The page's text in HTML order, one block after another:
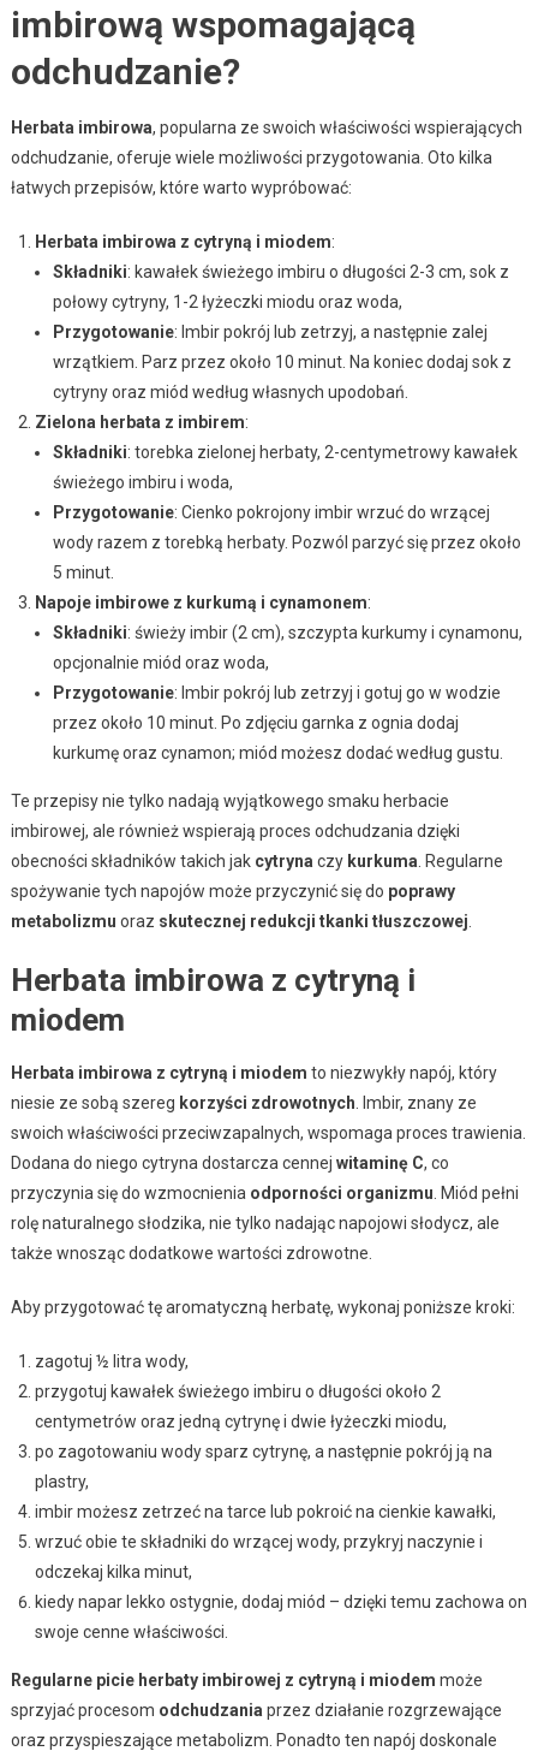
imbirową wspomagającą
odchudzanie?
Herbata imbirowa, popularna ze swoich właściwości wspierających
odchudzanie, oferuje wiele możliwości przygotowania. Oto kilka
łatwych przepisów, które warto wypróbować:
Herbata imbirowa z cytryną i miodem:
Składniki: kawałek świeżego imbiru o długości 2-3 cm, sok z
połowy cytryny, 1-2 łyżeczki miodu oraz woda,
Przygotowanie: Imbir pokrój lub zetrzyj, a następnie zalej
wrzątkiem. Parz przez około 10 minut. Na koniec dodaj sok z
cytryny oraz miód według własnych upodobań.
Zielona herbata z imbirem:
Składniki: torebka zielonej herbaty, 2-centymetrowy kawałek
świeżego imbiru i woda,
Przygotowanie: Cienko pokrojony imbir wrzuć do wrzącej
wody razem z torebką herbaty. Pozwól parzyć się przez około
5 minut.
Napoje imbirowe z kurkumą i cynamonem:
Składniki: świeży imbir (2 cm), szczypta kurkumy i cynamonu,
opcjonalnie miód oraz woda,
Przygotowanie: Imbir pokrój lub zetrzyj i gotuj go w wodzie
przez około 10 minut. Po zdjęciu garnka z ognia dodaj
kurkumę oraz cynamon; miód możesz dodać według gustu.
Te przepisy nie tylko nadają wyjątkowego smaku herbacie
imbirowej, ale również wspierają proces odchudzania dzięki
obecności składników takich jak cytryna czy kurkuma . Regularne
spożywanie tych napojów może przyczynić się do poprawy
metabolizmu oraz skutecznej redukcji tkanki tłuszczowej
Herbata imbirowa z cytryną i
miodem
Herbata imbirowa z cytryną i miodem to niezwykły napój, który
niesie ze sobą szereg korzyści zdrowotnych . Imbir, znany ze
swoich właściwości przeciwzapalnych, wspomaga proces trawienia.
Dodana do niego cytryna dostarcza cennej witaminę C, co
przyczynia się do wzmocnienia odporności organizmu . Miód pełni
rolę naturalnego słodzika, nie tylko nadając napojowi słodycz, ale
także wnosząc dodatkowe wartości zdrowotne.
Aby przygotować tę aromatyczną herbatę, wykonaj poniższe kroki:
zagotuj ½ litra wody,
przygotuj kawałek świeżego imbiru o długości około 2
centymetrów oraz jedną cytrynę i dwie łyżeczki miodu,
po zagotowaniu wody sparz cytrynę, a następnie pokrój ją na
plastry,
imbir możesz zetrzeć na tarce lub pokroić na cienkie kawałki,
wrzuć obie te składniki do wrzącej wody, przykryj naczynie i
odczekaj kilka minut,
kiedy napar lekko ostygnie, dodaj miód – dzięki temu zachowa on
swoje cenne właściwości.
Regularne picie herbaty imbirowej z cytryną i miodem może
sprzyjać procesom odchudzania przez działanie rozgrzewające
oraz przyspieszające metabolizm. Ponadto ten napój doskonale